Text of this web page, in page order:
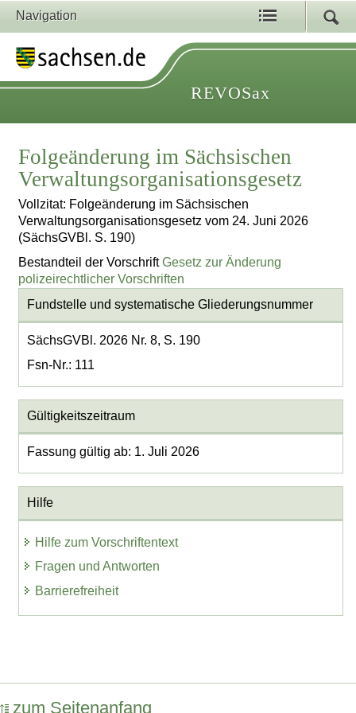
Navigation
REVOSax
Folgeänderung im Sächsischen
Verwaltungsorganisationsgesetz
Vollzitat: Folgeänderung im Sächsischen
Verwaltungsorganisationsgesetz vom 24. Juni 2026
(SächsGVBl. S. 190)
Bestandteil der VorschriftGesetz zur Änderung
polizeirechtlicher Vorschriften
Fundstelle und systematische Gliederungsnummer
SächsGVBl. 2026 Nr. 8, S. 190
Fsn-Nr.: 111
Gültigkeitszeitraum
Fassung gültig ab: 1. Juli 2026
Hilfe
Hilfe zum Vorschriftentext
Fragen und Antworten
Barrierefreiheit
zum Seitenanfang